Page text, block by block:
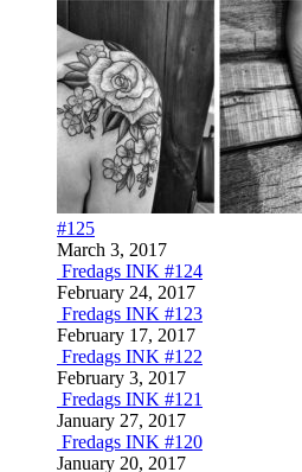
#125
March 3, 2017
Fredags INK #124
February 24, 2017
Fredags INK #123
February 17, 2017
Fredags INK #122
February 3, 2017
Fredags INK #121
January 27, 2017
Fredags INK #120
January 20, 2017